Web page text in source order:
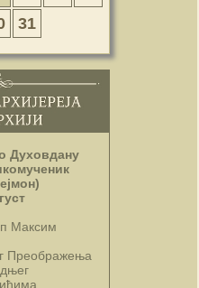
31
Духовдану
Максим
Преображења